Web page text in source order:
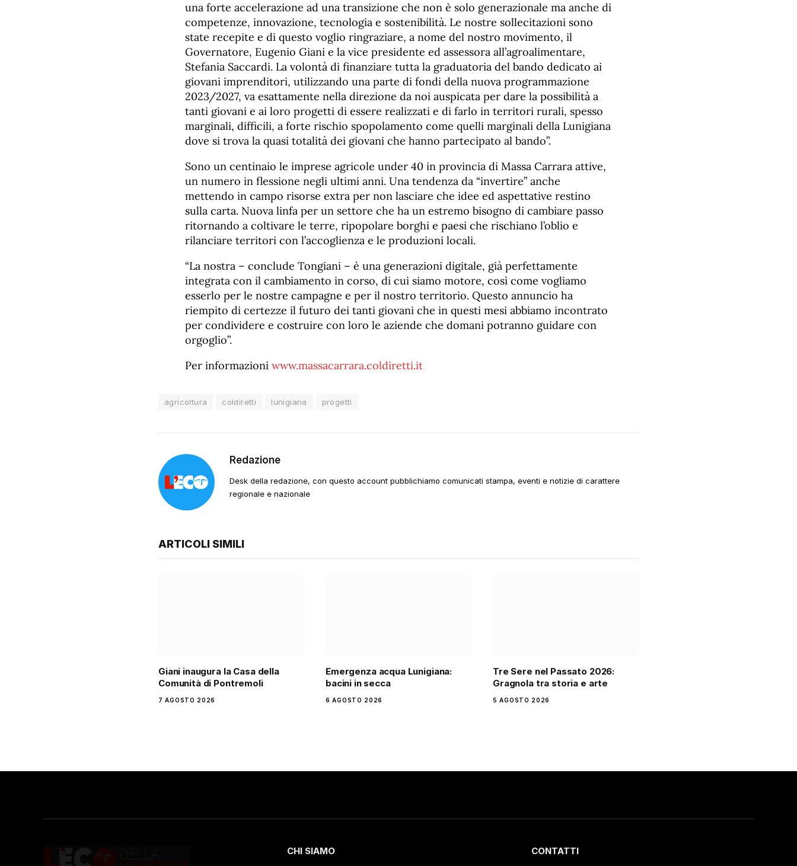
una forte accelerazione ad una transizione che non è solo generazionale ma anche di
competenze, innovazione, tecnologia e sostenibilità. Le nostre sollecitazioni sono
state recepite e di questo voglio ringraziare, a nome del nostro movimento, il
Governatore, Eugenio Giani e la vice presidente ed assessora all’agroalimentare,
Stefania Saccardi. La volontà di finanziare tutta la graduatoria del bando dedicato ai
giovani imprenditori, utilizzando una parte di fondi della nuova programmazione
2023/2027, va esattamente nella direzione da noi auspicata per dare la possibilità a
tanti giovani e ai loro progetti di essere realizzati e di farlo in territori rurali, spesso
marginali, difficili, a forte rischio spopolamento come quelli marginali della Lunigiana
dove si trova la quasi totalità dei giovani che hanno partecipato al bando”.
Sono un centinaio le imprese agricole under 40 in provincia di Massa Carrara attive,
un numero in flessione negli ultimi anni. Una tendenza da “invertire” anche
mettendo in campo risorse extra per non lasciare che idee ed aspettative restino
sulla carta. Nuova linfa per un settore che ha un estremo bisogno di cambiare passo
ritornando a coltivare le terre, ripopolare borghi e paesi che rischiano l’oblio e
rilanciare territori con l’accoglienza e le produzioni locali.
“La nostra – conclude Tongiani – è una generazioni digitale, già perfettamente
integrata con il cambiamento in corso, di cui siamo motore, così come vogliamo
esserlo per le nostre campagne e per il nostro territorio. Questo annuncio ha
riempito di certezze il futuro dei tanti giovani che in questi mesi abbiamo incontrato
per condividere e costruire con loro le aziende che domani potranno guidare con
orgoglio”.
Per informazioni www.massacarrara.coldiretti.it
agricoltura coldiretti lunigiana progetti
Redazione
Desk della redazione, con questo account pubblichiamo comunicati stampa, eventi e notizie di carattere
regionale e nazionale
ARTICOLI SIMILI
Giani inaugura la Casa della
Comunità di Pontremoli
7 AGOSTO 2026
Emergenza acqua Lunigiana:
bacini in secca
6 AGOSTO 2026
Tre Sere nel Passato 2026:
Gragnola tra storia e arte
5 AGOSTO 2026
CHI SIAMO CONTATTI